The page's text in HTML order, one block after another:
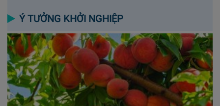
Ý TƯỞNG KHỞI NGHIỆP